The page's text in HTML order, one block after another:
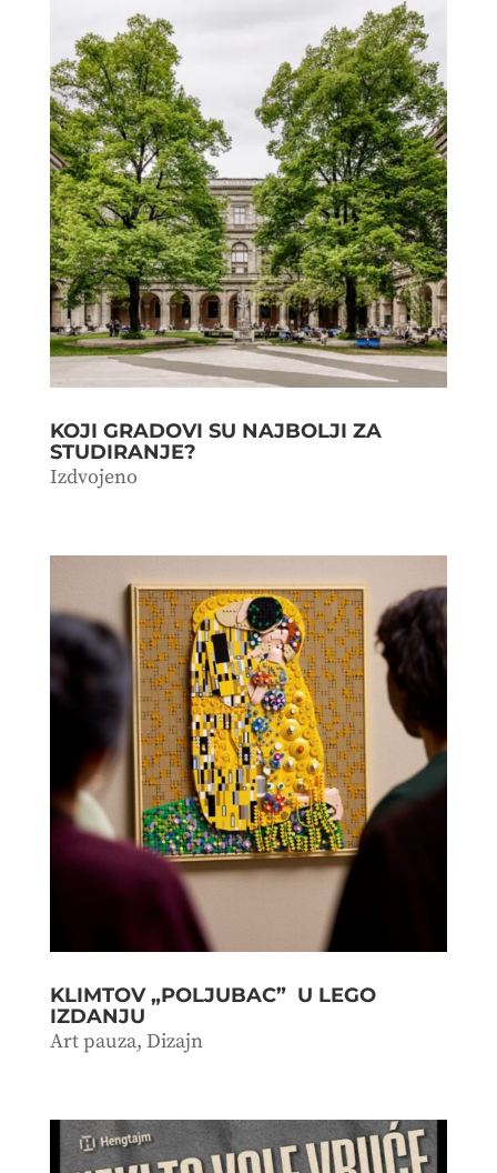
KOJI GRADOVI SU NAJBOLJI ZA
STUDIRANJE?
Izdvojeno
KLIMTOV „POLJUBAC” U LEGO
IZDANJU
Art pauza, Dizajn